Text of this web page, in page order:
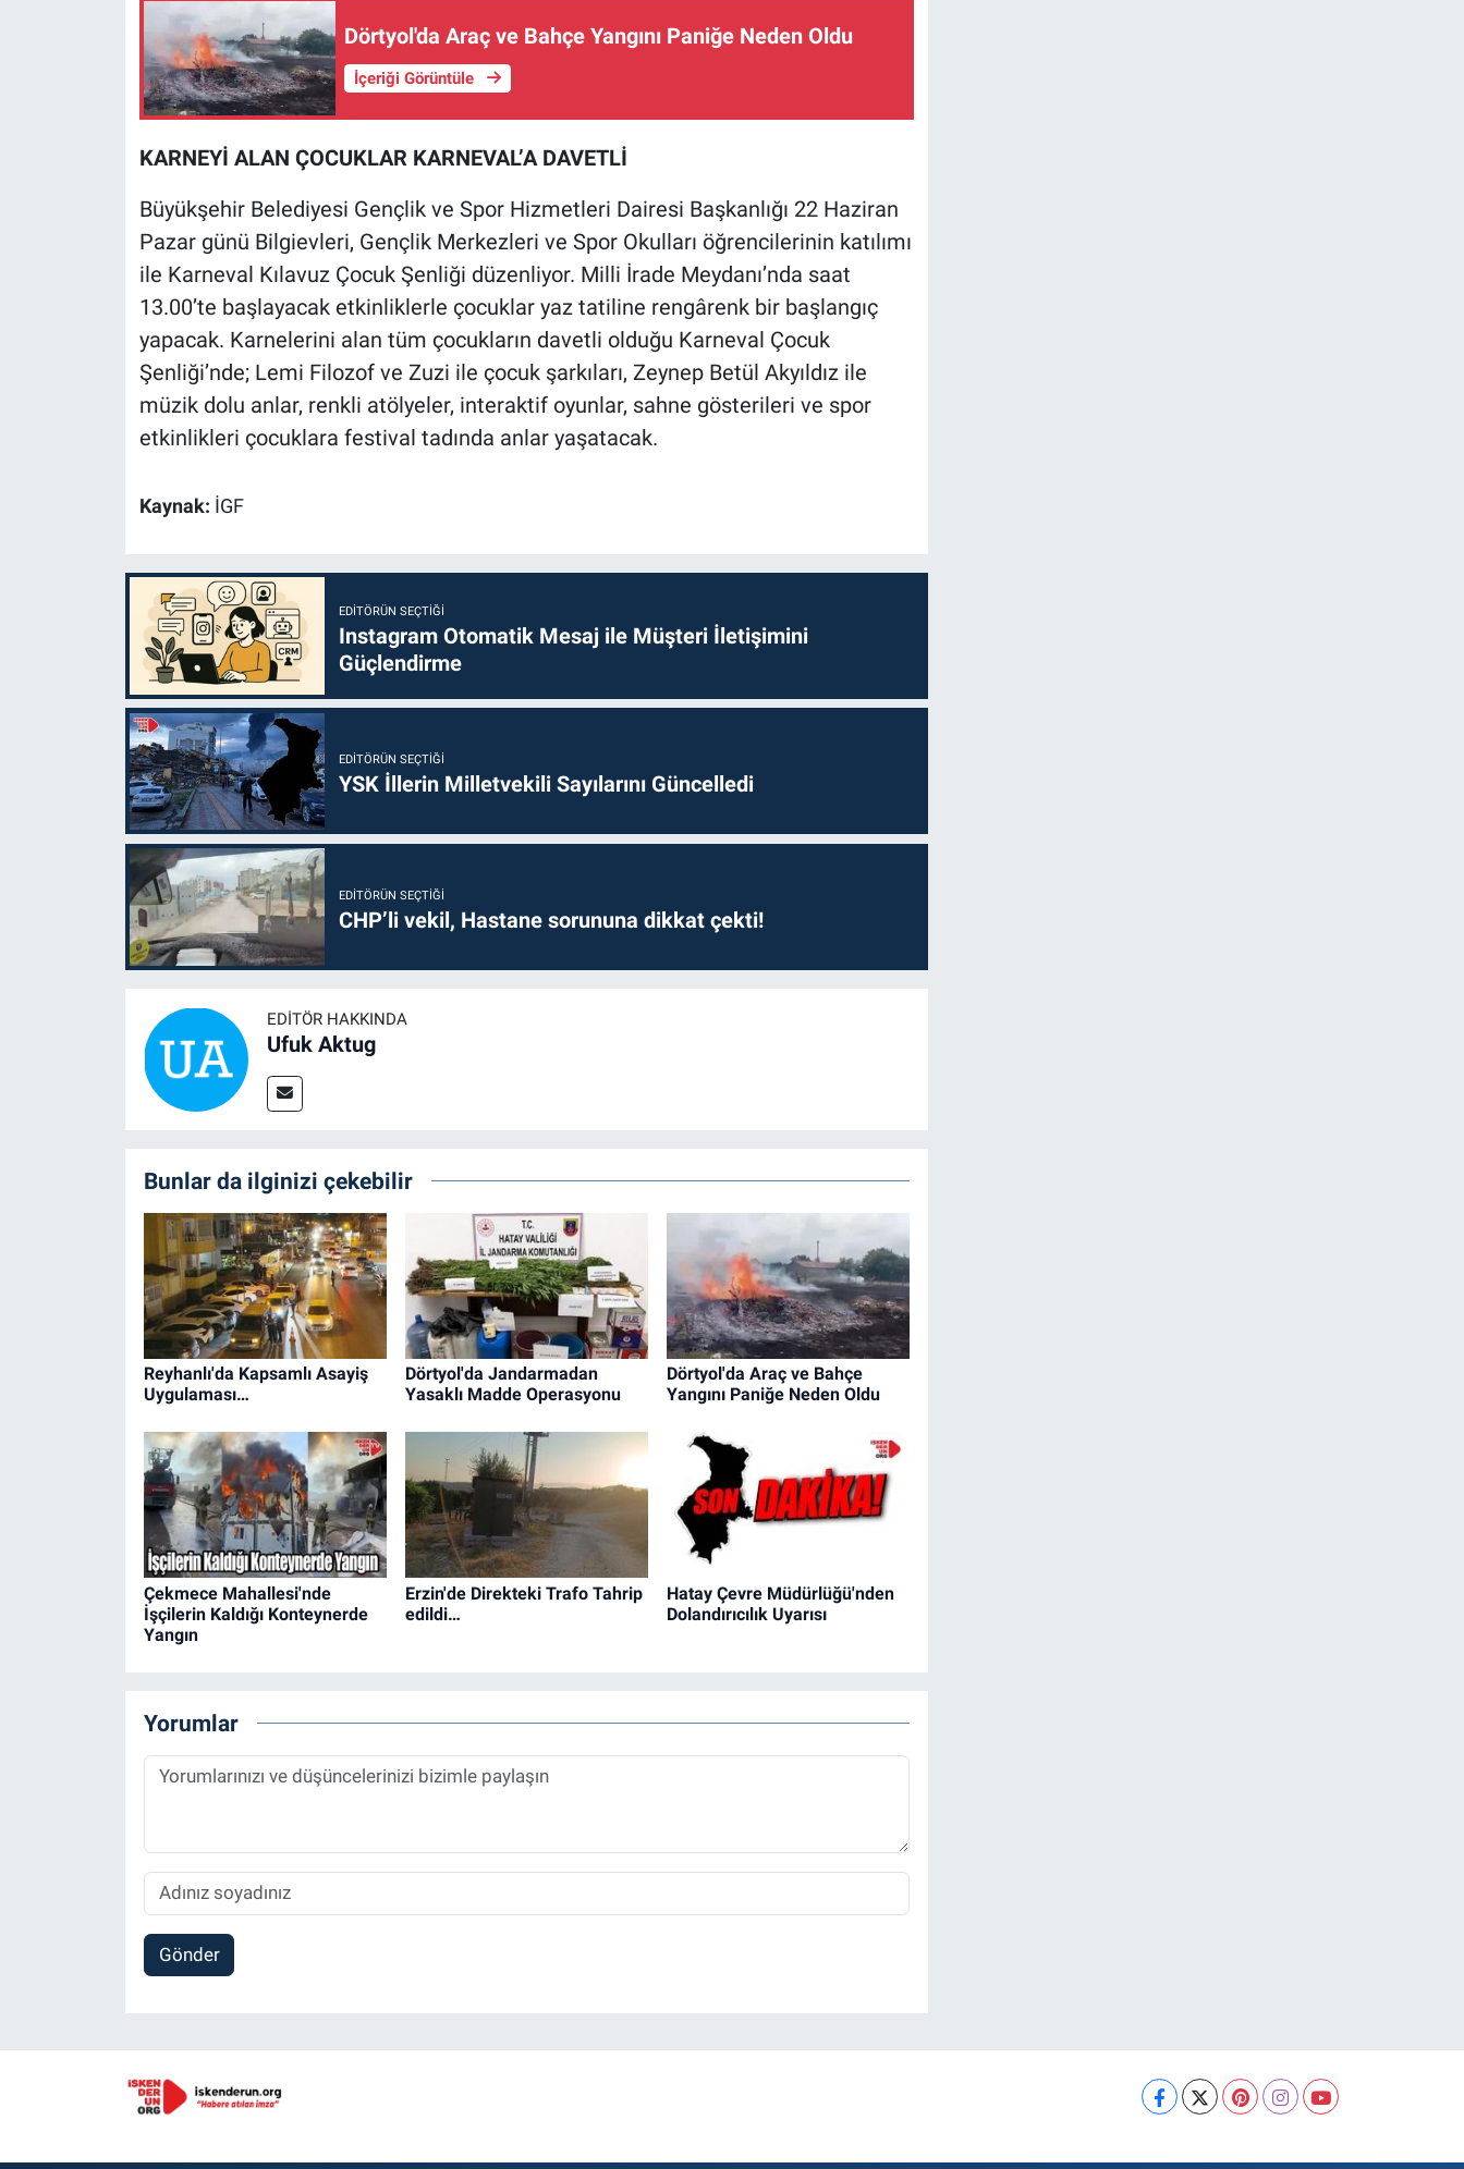
Dörtyol'da Araç ve Bahçe Yangını Paniğe Neden Oldu
İçeriği Görüntüle
KARNEYİ ALAN ÇOCUKLAR KARNEVAL’A DAVETLİ
Büyükşehir Belediyesi Gençlik ve Spor Hizmetleri Dairesi Başkanlığı 22 Haziran
Pazar günü Bilgievleri, Gençlik Merkezleri ve Spor Okulları öğrencilerinin katılımı
ile Karneval Kılavuz Çocuk Şenliği düzenliyor. Milli İrade Meydanı’nda saat
13.00’te başlayacak etkinliklerle çocuklar yaz tatiline rengârenk bir başlangıç
yapacak. Karnelerini alan tüm çocukların davetli olduğu Karneval Çocuk
Şenliği’nde; Lemi Filozof ve Zuzi ile çocuk şarkıları, Zeynep Betül Akyıldız ile
müzik dolu anlar, renkli atölyeler, interaktif oyunlar, sahne gösterileri ve spor
etkinlikleri çocuklara festival tadında anlar yaşatacak.
Kaynak: İGF
EDITÖRÜN SEÇTIĞI
Instagram Otomatik Mesaj ile Müşteri İletişimini
Güçlendirme
EDITÖRÜN SEÇTIĞI
YSK İllerin Milletvekili Sayılarını Güncelledi
EDITÖRÜN SEÇTIĞI
CHP’li vekil, Hastane sorununa dikkat çekti!
EDITÖR HAKKINDA
Ufuk Aktug
Bunlar da ilginizi çekebilir
Reyhanlı'da Kapsamlı Asayiş
Uygulaması…
Dörtyol'da Jandarmadan
Yasaklı Madde Operasyonu
Dörtyol'da Araç ve Bahçe
Yangını Paniğe Neden Oldu
Çekmece Mahallesi'nde
İşçilerin Kaldığı Konteynerde
Yangın
Erzin'de Direkteki Trafo Tahrip
edildi…
Hatay Çevre Müdürlüğü'nden
Dolandırıcılık Uyarısı
Yorumlar
Gönder